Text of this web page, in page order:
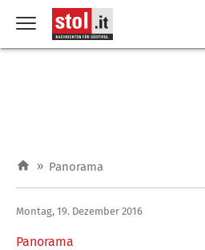
» Panorama
Panorama
Montag, 19. Dezember 2016